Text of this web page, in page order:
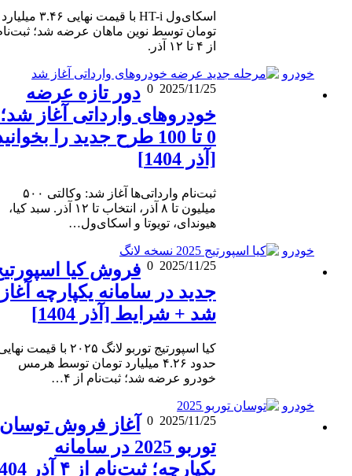
اسکای‌ول HT-i با قیمت نهایی ۳.۴۶ میلیارد
تومان توسط نوین ماهان عرضه شد؛ ثبت‌نام
خودرو
2025/11/25
0 دور تازه عرضه
خودروهای وارداتی آغاز شد؛
0 تا 100 طرح جدید را بخوانید
[آذر 1404]
ثبت‌نام وارداتی‌ها آغاز شد: وکالتی ۵۰۰
میلیون تا ۸ آذر، انتخاب تا ۱۲ آذر. سبد کیا،
هیوندای، تویوتا و اسکای‌ول…
خودرو
2025/11/25
0 فروش کیا اسپورتیج
جدید در سامانه یکپارچه آغاز
شد + شرایط [آذر 1404]
کیا اسپورتیج توربو لانگ ۲۰۲۵ با قیمت نهایی
حدود ۴.۲۶ میلیارد تومان توسط هرمس
خودرو عرضه شد؛ ثبت‌نام از ۴…
خودرو
2025/11/25
0 آغاز فروش توسان
توربو 2025 در سامانه
یکپارچه؛ ثبت‌نام از ۴ آذر 1404